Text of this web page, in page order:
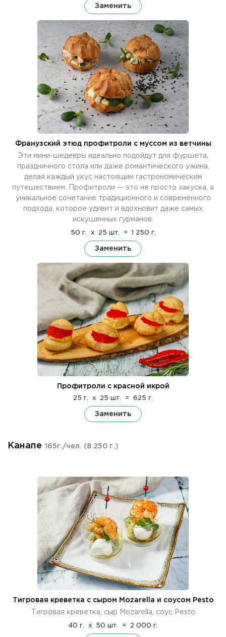
Заменить
Франузский этюд профитроли с муссом из ветчины
Эти мини-шедевры идеально подойдут для фуршета,
праздничного стола или даже романтического ужина,
делая каждый укус настоящим гастрономическим
путешествием. Профитроли — это не просто закуска, а
уникальное сочетание традиционного и современного
подхода, которое удивит и вдохновит даже самых
искушенных гурманов.
50 г. x 25 шт. = 1 250 г.
Заменить
Профитроли с красной икрой
25 г. x 25 шт. = 625 г.
Заменить
Канапе 165г./чел. (8 250 г.)
Тигровая креветка с сыром Mozarella и соусом Pesto
Тигровая креветка, сыр Mozarella, соус Pesto
40 г. x 50 шт. = 2 000 г.